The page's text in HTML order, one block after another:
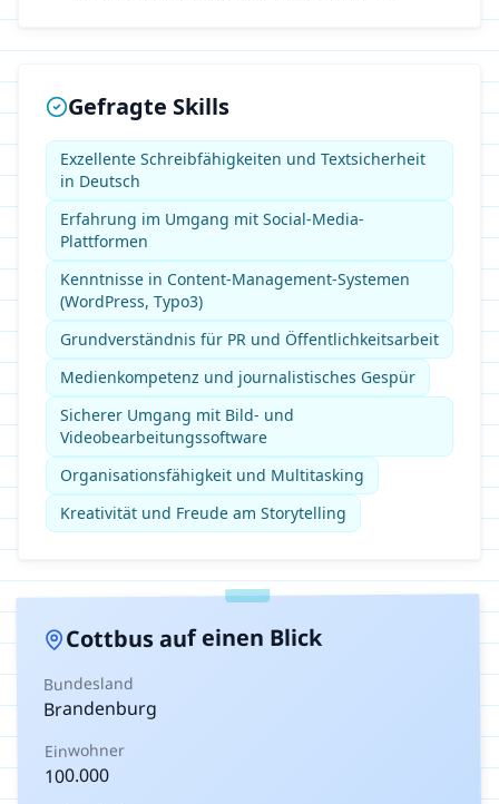
Gefragte Skills
Exzellente Schreibfähigkeiten und Textsicherheit
in Deutsch
Erfahrung im Umgang mit Social-Media-
Plattformen
Kenntnisse in Content-Management-Systemen
(WordPress, Typo3)
Grundverständnis für PR und Öffentlichkeitsarbeit
Medienkompetenz und journalistisches Gespür
Sicherer Umgang mit Bild- und
Videobearbeitungssoftware
Organisationsfähigkeit und Multitasking
Kreativität und Freude am Storytelling
Cottbusauf einen Blick
Bundesland
Brandenburg
Einwohner
100.000